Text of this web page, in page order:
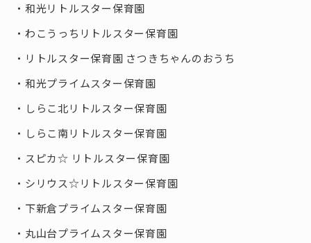
和光リトルスター保育園
わこうっちリトルスター保育園
リトルスター保育園 さつきちゃんのおうち
和光プライムスター保育園
しらこ北リトルスター保育園
しらこ南リトルスター保育園
スピカ☆ リトルスター保育園
シリウス☆リトルスター保育園
下新倉プライムスター保育園
丸山台プライムスター保育園